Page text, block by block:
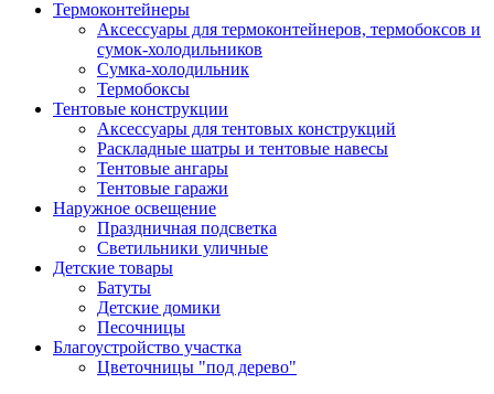
Термоконтейнеры
Аксессуары для термоконтейнеров, термобоксов и
сумок-холодильников
Сумка-холодильник
Термобоксы
Тентовые конструкции
Аксессуары для тентовых конструкций
Раскладные шатры и тентовые навесы
Тентовые ангары
Тентовые гаражи
Наружное освещение
Праздничная подсветка
Светильники уличные
Детские товары
Батуты
Детские домики
Песочницы
Благоустройство участка
Цветочницы "под дерево"